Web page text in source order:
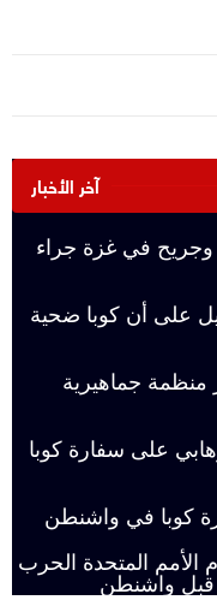
آخر الأخبار
شهيد وجريح في غزة جراء
على أن كوبا ضحية
منظمة جماهيرية
على سفارة كوبا
كوبا في واشنطن
الأمم المتحدة الحرب
قبل واشنطن